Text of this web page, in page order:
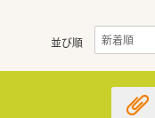
並び順